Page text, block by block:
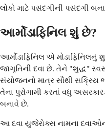
લોકો માટે પસંદગીની પસંદગી
આર્મોડાફિનિલ શું છે?
આર્મોડાફિનિલ એ
જાગૃતિની દવા છે. તેને "શુદ્ધ"
સંયોજનનો માત્ર સૌથી સક્રિય
તેના પુરોગામી કરતાં વધુ
બનાવે છે.
આ દવા યુજેરોક્સ નામના